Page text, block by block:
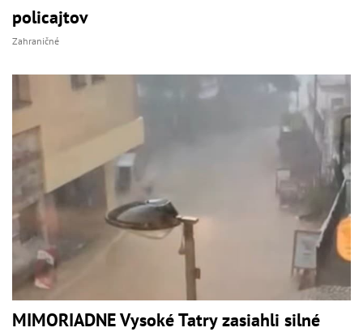
policajtov
Zahraničné
MIMORIADNE Vysoké Tatry zasiahli silné